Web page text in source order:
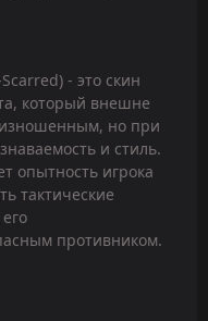
- это скин
который внешне
но при
и стиль.
опытность игрока
тактические
противником.